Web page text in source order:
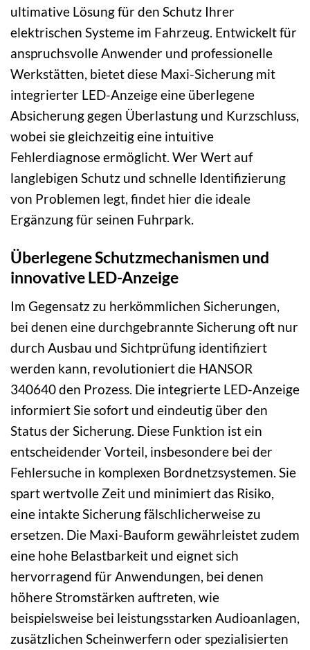
ultimative Lösung für den Schutz Ihrer
elektrischen Systeme im Fahrzeug. Entwickelt für
anspruchsvolle Anwender und professionelle
Werkstätten, bietet diese Maxi-Sicherung mit
integrierter LED-Anzeige eine überlegene
Absicherung gegen Überlastung und Kurzschluss,
wobei sie gleichzeitig eine intuitive
Fehlerdiagnose ermöglicht. Wer Wert auf
langlebigen Schutz und schnelle Identifizierung
von Problemen legt, findet hier die ideale
Ergänzung für seinen Fuhrpark.
Überlegene Schutzmechanismen und
innovative LED-Anzeige
Im Gegensatz zu herkömmlichen Sicherungen,
bei denen eine durchgebrannte Sicherung oft nur
durch Ausbau und Sichtprüfung identifiziert
werden kann, revolutioniert die HANSOR
340640 den Prozess. Die integrierte LED-Anzeige
informiert Sie sofort und eindeutig über den
Status der Sicherung. Diese Funktion ist ein
entscheidender Vorteil, insbesondere bei der
Fehlersuche in komplexen Bordnetzsystemen. Sie
spart wertvolle Zeit und minimiert das Risiko,
eine intakte Sicherung fälschlicherweise zu
ersetzen. Die Maxi-Bauform gewährleistet zudem
eine hohe Belastbarkeit und eignet sich
hervorragend für Anwendungen, bei denen
höhere Stromstärken auftreten, wie
beispielsweise bei leistungsstarken Audioanlagen,
zusätzlichen Scheinwerfern oder spezialisierten